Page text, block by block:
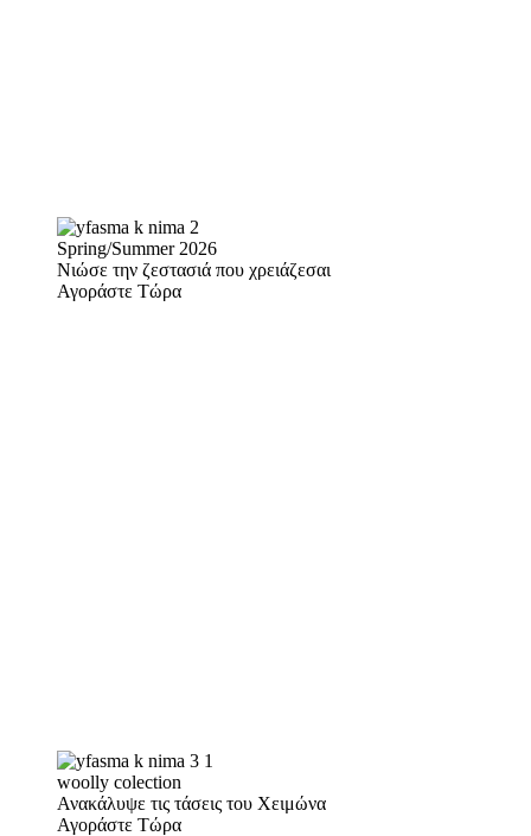
Spring/Summer 2026
Νιώσε την ζεστασιά που χρειάζεσαι
Αγοράστε Τώρα
woolly colection
Ανακάλυψε τις τάσεις του Χειμώνα
Αγοράστε Τώρα